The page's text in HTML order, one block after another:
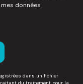
données
dans un fichier